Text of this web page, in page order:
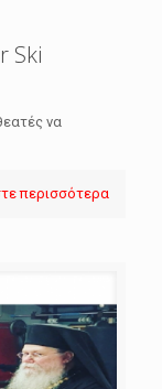
Ski
να
περισσότερα